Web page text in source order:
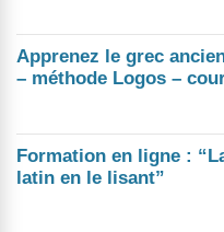
Apprenez le grec
– méthode Logos –
Formation en ligne :
latin en le lisant”